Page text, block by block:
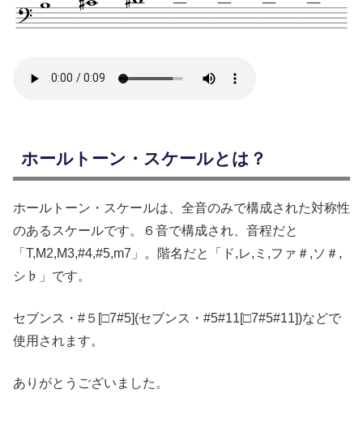
ホールトーン・スケールとは？
ホールトーン・スケールは、全音のみで構成された対称性
のあるスケールです。６音で構成され、音程だと
「T,M2,M3,#4,#5,m7」。階名だと「ド,レ,ミ,ファ＃,ソ＃,
シ♭」です。
セブンス・#５[□7#5](セブンス・#5#11[□7#5#11])などで
使用されます。
ありがとうございました。